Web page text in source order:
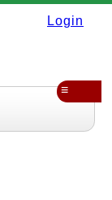
Login
≡